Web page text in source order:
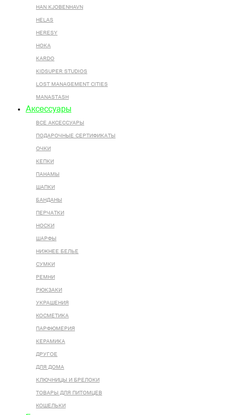
HAN KJOBENHAVN
HELAS
HERESY
HOKA
KARDO
KIDSUPER STUDIOS
LOST MANAGEMENT CITIES
MANASTASH
Аксессуары
ВСЕ AКСЕССУАРЫ
ПОДАРОЧНЫЕ СЕРТИФИКАТЫ
ОЧКИ
КЕПКИ
ПАНАМЫ
ШАПКИ
БАНДАНЫ
ПЕРЧАТКИ
НОСКИ
ШАРФЫ
НИЖНЕЕ БЕЛЬЕ
СУМКИ
РЕМНИ
РЮКЗАКИ
УКРАШЕНИЯ
КОСМЕТИКА
ПАРФЮМЕРИЯ
КЕРАМИКА
ДРУГОЕ
ДЛЯ ДОМА
КЛЮЧНИЦЫ И БРЕЛОКИ
ТОВАРЫ ДЛЯ ПИТОМЦЕВ
КОШЕЛЬКИ